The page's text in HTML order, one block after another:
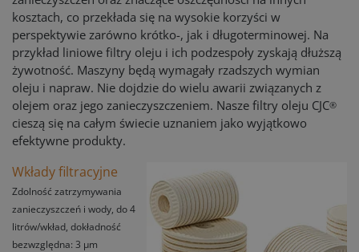
kosztach, co przekłada się na wysokie korzyści w
perspektywie zarówno krótko-, jak i długoterminowej. Na
przykład liniowe filtry oleju i ich podzespoły zyskają dłuższą
żywotność. Maszyny będą wymagały rzadszych wymian
oleju i napraw. Nie dojdzie do wielu awarii związanych z
olejem oraz jego zanieczyszczeniem. Nasze filtry oleju CJC®
cieszą się na całym świecie uznaniem jako wyjątkowo
efektywne produkty.
Wkłady filtracyjne
Zdolność zatrzymywania
zanieczyszczeń i wody, do 4
litrów/wkład, dokładność
bezwzględna: 3 µm